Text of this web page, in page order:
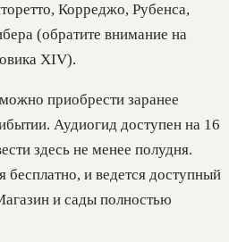
Корреджо, Рубенса,
(обратите внимание на
XIV).
приобрести заранее
Аудиогид доступен на 16
здесь не менее полудня.
бесплатно, и ведется доступный
и сады полностью